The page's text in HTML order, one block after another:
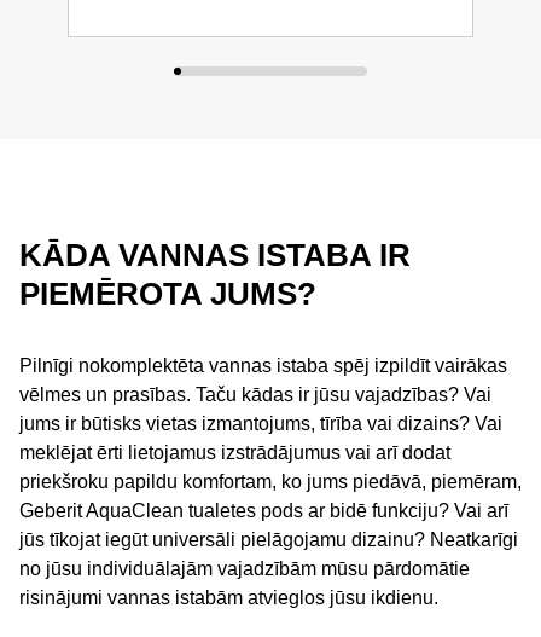
KĀDA VANNAS ISTABA IR
PIEMĒROTA JUMS?
Pilnīgi nokomplektēta vannas istaba spēj izpildīt vairākas
vēlmes un prasības. Taču kādas ir jūsu vajadzības? Vai
jums ir būtisks vietas izmantojums, tīrība vai dizains? Vai
meklējat ērti lietojamus izstrādājumus vai arī dodat
priekšroku papildu komfortam, ko jums piedāvā, piemēram,
Geberit AquaClean tualetes pods ar bidē funkciju? Vai arī
jūs tīkojat iegūt universāli pielāgojamu dizainu? Neatkarīgi
no jūsu individuālajām vajadzībām mūsu pārdomātie
risinājumi vannas istabām atvieglos jūsu ikdienu.